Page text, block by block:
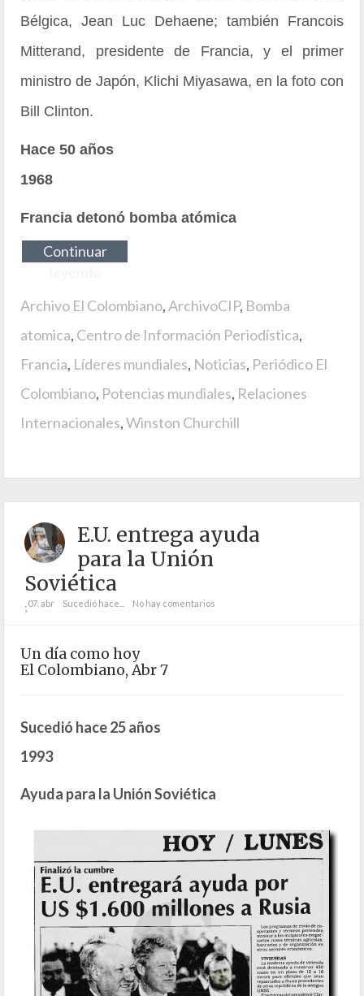
Bélgica, Jean Luc Dehaene; también Francois
Mitterand, presidente de Francia, y el primer
ministro de Japón, Klichi Miyasawa, en la foto con
Bill Clinton.
Hace 50 años
1968
Francia detonó bomba atómica
Continuar
Archivo El Colombiano,ArchivoCIP, Bomba
atomica, Centro de Información Periodística,
Francia, Líderes mundiales, Noticias, Periódico El
Colombiano, Potencias mundiales, Relaciones
Internacionales,Winston Churchill
E.U. entrega ayuda
para la Unión
Soviética
;07. abr Sucedió hace... No hay comentarios
Un día como hoy
El Colombiano, Abr 7
Sucedió hace 25 años
1993
Ayuda para la Unión Soviética